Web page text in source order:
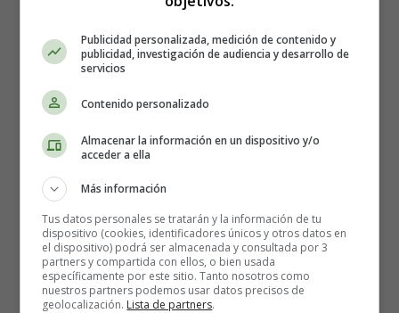
A veces la decepción puede ser causada por los celos
entre hermanos. Como padres, deben estar atentos a
este tipo de reacciones.
¿Qué hacer cuando no se
aprecia el regalo de un
tercero?
Como padre, tienes un papel educativo que desempeñar.
Por ello, el se aconseja intervenir con suavidad.
Publicidad personalizada, medición de contenido y
publicidad, investigación de audiencia y desarrollo de
servicios
Contenido personalizado
Almacenar la información en un dispositivo y/o
acceder a ella
Más información
Tus datos personales se tratarán y la información de tu
dispositivo (cookies, identificadores únicos y otros datos en
el dispositivo) podrá ser almacenada y consultada por 3
partners y compartida con ellos, o bien usada
específicamente por este sitio. Tanto nosotros como
nuestros partners podemos usar datos precisos de
geolocalización. Lista de partners.